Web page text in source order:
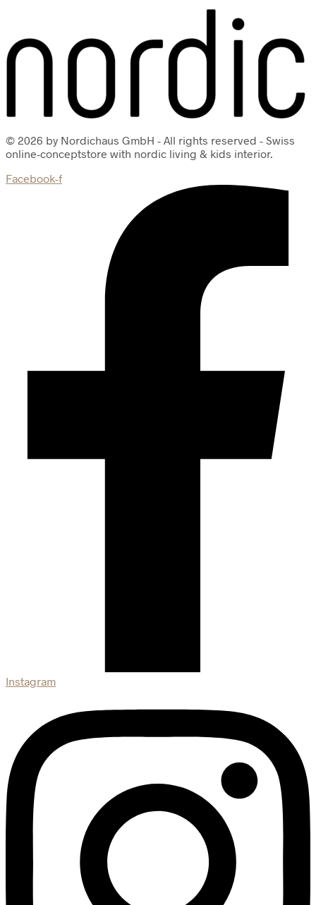
© 2026 by Nordichaus GmbH - All rights reserved - Swiss
online-conceptstore with nordic living & kids interior.
Facebook-f
Instagram